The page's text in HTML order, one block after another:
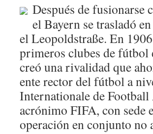
Después de
el Bayern se trasladó
el Leopoldstraße. En
primeros clubes de
creó una rivalidad que
ente rector del fútbol a
Internationale de
acrónimo FIFA, con sede
operación en conjunto no